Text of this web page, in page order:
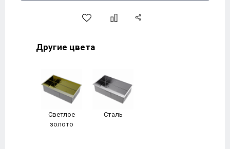
Другие цвета
Светлое
золото
Сталь